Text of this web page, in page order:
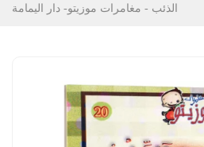
الذئب - مغامرات موزيتو- دار اليمامة